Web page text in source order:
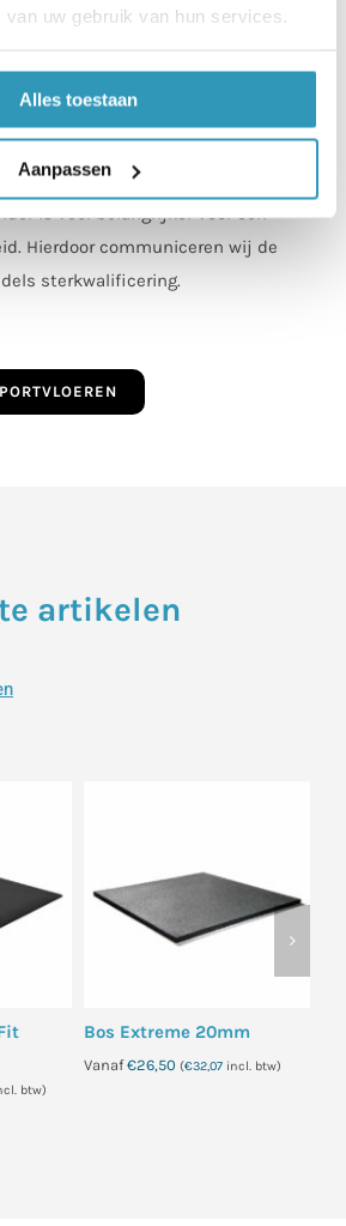
uw gebruik van hun services.
Alles toestaan
Aanpassen
hardheid van de persing, de
Echter geeft een hogere persing
van het bindmiddel. Dit kan leiden
van de granulaatkorrels. De
Hierdoor communiceren wij de
sterkwalificering.
artikelen
btw)
Bos Extreme 20mm
Vanaf€26,50 (€32,07incl. btw)